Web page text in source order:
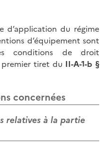
d’application du régime
d’équipement sont
conditions de droit
premier tiret du II-A-1-b §
concernées
relatives à la partie